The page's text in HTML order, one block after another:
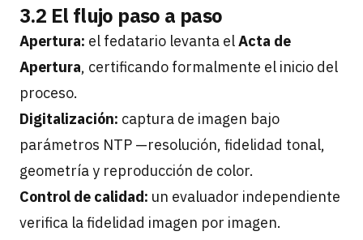
3.2 El flujo paso a paso
Apertura: el fedatario levanta elActa de
Apertura, certificando formalmente el inicio del
proceso.
Digitalización: captura de imagen bajo
parámetros NTP —resolución, fidelidad tonal,
geometría y reproducción de color.
Control de calidad: un evaluador independiente
verifica la fidelidad imagen por imagen.